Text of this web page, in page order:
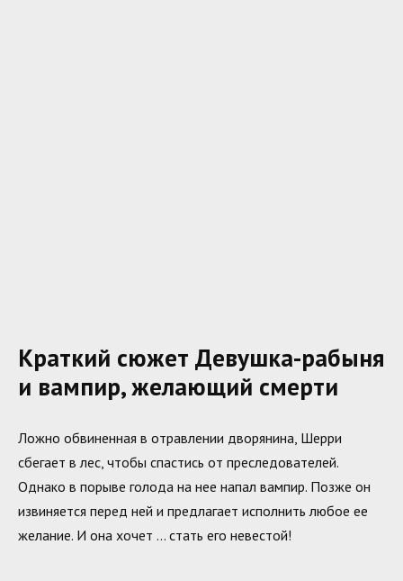
Краткий сюжет Девушка-рабыня
и вампир, желающий смерти
Ложно обвиненная в отравлении дворянина, Шерри
сбегает в лес, чтобы спастись от преследователей.
Однако в порыве голода на нее напал вампир. Позже он
извиняется перед ней и предлагает исполнить любое ее
желание. И она хочет … стать его невестой!